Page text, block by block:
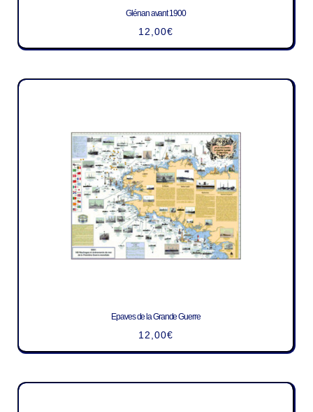
Glénan avant 1900
12,00€
Epaves de la Grande Guerre
12,00€